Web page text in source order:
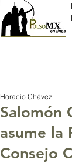
Salomón
asume la
Consejo
Horacio Chávez